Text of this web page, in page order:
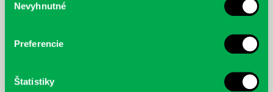
súhlasu
Nevyhnutné
Preferencie
Štatistiky
cyklistu modernej doby: